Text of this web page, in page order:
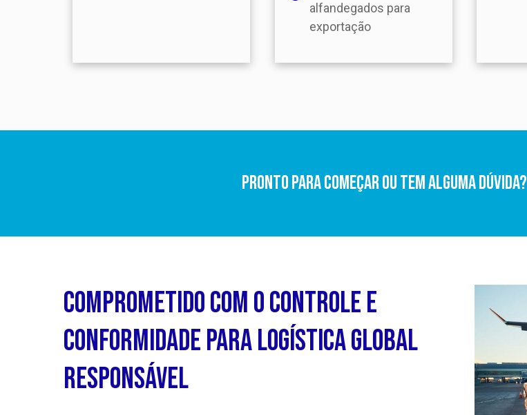
alfandegados para
exportação
Pronto para começar ou tem alguma dúvida?
Comprometido com o Controle e
Conformidade para Logística Global
Responsável